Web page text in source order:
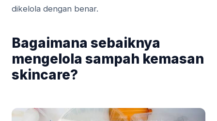
dikelola dengan benar.
Bagaimana sebaiknya
mengelola sampah kemasan
skincare?